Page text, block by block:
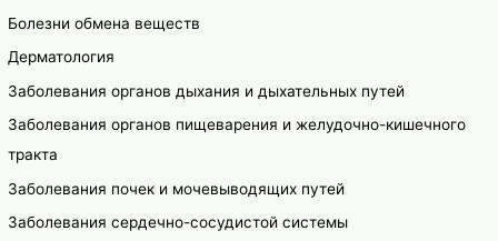
Болезни обмена веществ
Дерматология
Заболевания органов дыхания и дыхательных путей
Заболевания органов пищеварения и желудочно-кишечного
тракта
Заболевания почек и мочевыводящих путей
Заболевания сердечно-сосудистой системы